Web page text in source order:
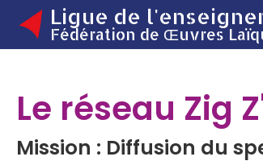
Ligue de
Fédération de Œuvres
Le réseau Zig
Mission : Diffusion du